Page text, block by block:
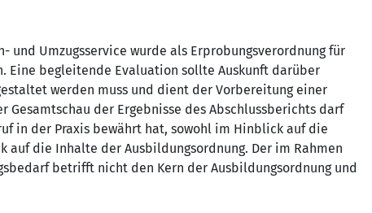
und Umzugsservice wurde als Erprobungsverordnung für
Eine begleitende Evaluation sollte Auskunft darüber
werden muss und dient der Vorbereitung einer
Gesamtschau der Ergebnisse des Abschlussberichts darf
in der Praxis bewährt hat, sowohl im Hinblick auf die
auf die Inhalte der Ausbildungsordnung. Der im Rahmen
betrifft nicht den Kern der Ausbildungsordnung und